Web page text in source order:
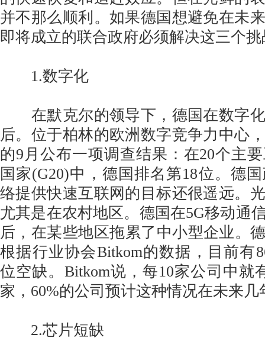
并不那么顺利。如果德国想避免在未
即将成立的联合政府必须解决这三个
1.数字化
在默克尔的领导下，德国在数字化
后。位于柏林的欧洲数字竞争力中心
的9月公布一项调查结果：在20个主
国家(G20)中，德国排名第18位。德
络提供快速互联网的目标还很遥远。
尤其是在农村地区。德国在5G移动通
后，在某些地区拖累了中小型企业。
根据行业协会Bitkom的数据，目前有
位空缺。Bitkom说，每10家公司中就
家，60%的公司预计这种情况在未来几
2.芯片短缺